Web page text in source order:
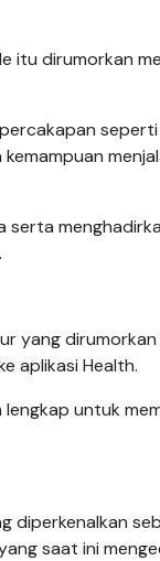
itu dirumorkan
percakapan
serta
yang
aplikasi Health.
lengkap untuk
diperkenalkan
saat ini